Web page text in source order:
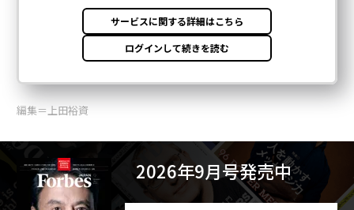
編集＝上田裕資
2026年9月号発売中